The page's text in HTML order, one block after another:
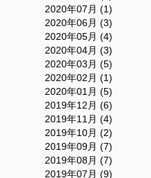
2020年07月 (1)
2020年06月 (3)
2020年05月 (4)
2020年04月 (3)
2020年03月 (5)
2020年02月 (1)
2020年01月 (5)
2019年12月 (6)
2019年11月 (4)
2019年10月 (2)
2019年09月 (7)
2019年08月 (7)
2019年07月 (9)